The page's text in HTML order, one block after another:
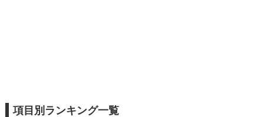
項目別ランキング一覧